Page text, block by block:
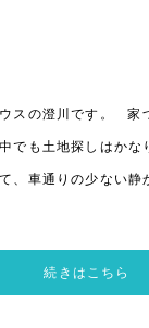
スの澄川です。 家
でも土地探しはか
、車通りの少ない静
続きはこちら